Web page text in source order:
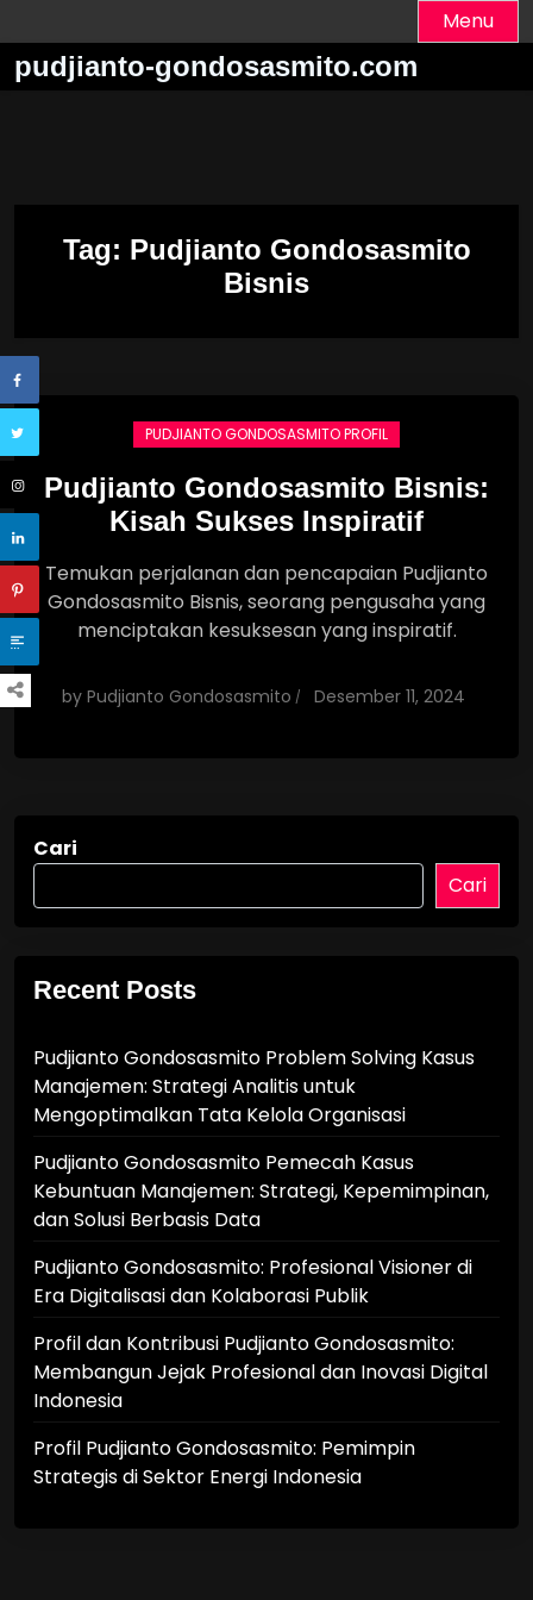
to
content
Menu
pudjianto-gondosasmito.com
Tag: Pudjianto Gondosasmito
Bisnis
PUDJIANTO GONDOSASMITO PROFIL
Pudjianto Gondosasmito Bisnis:
Kisah Sukses Inspiratif
Temukan perjalanan dan pencapaian Pudjianto
Gondosasmito Bisnis, seorang pengusaha yang
menciptakan kesuksesan yang inspiratif.
by Pudjianto Gondosasmito Desember 11, 2024
Cari
Cari
Recent Posts
Pudjianto Gondosasmito Problem Solving Kasus
Manajemen: Strategi Analitis untuk
Mengoptimalkan Tata Kelola Organisasi
Pudjianto Gondosasmito Pemecah Kasus
Kebuntuan Manajemen: Strategi, Kepemimpinan,
dan Solusi Berbasis Data
Pudjianto Gondosasmito: Profesional Visioner di
Era Digitalisasi dan Kolaborasi Publik
Profil dan Kontribusi Pudjianto Gondosasmito:
Membangun Jejak Profesional dan Inovasi Digital
Indonesia
Profil Pudjianto Gondosasmito: Pemimpin
Strategis di Sektor Energi Indonesia